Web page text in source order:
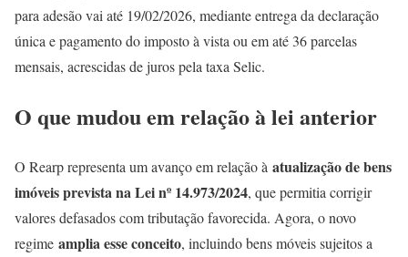
para adesão vai até 19/02/2026, mediante entrega da declaração
única e pagamento do imposto à vista ou em até 36 parcelas
mensais, acrescidas de juros pela taxa Selic.
O que mudou em relação à lei anterior
O Rearp representa um avanço em relação à atualização de bens
imóveis prevista na Lei nº 14.973/2024, que permitia corrigir
valores defasados com tributação favorecida. Agora, o novo
regime amplia esse conceito, incluindo bens móveis sujeitos a